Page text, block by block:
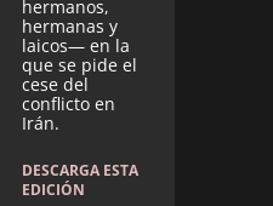
hermanos,
hermanas y
laicos— en la
que se pide el
cese del
conflicto en
Irán.
DESCARGA ESTA
EDICIÓN